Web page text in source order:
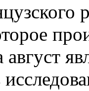
август